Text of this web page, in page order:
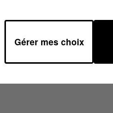
Gérer mes choix